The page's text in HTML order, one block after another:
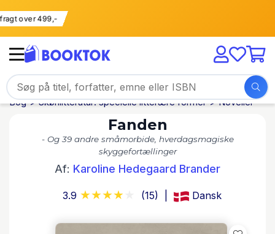
fragt over 499,-
Bog Skønlitteratur: specielle litterære former Noveller
Fanden
- Og 39 andre småmorbide, hverdagsmagiske
skyggefortællinger
Af: Karoline Hedegaard Brander
3.9 (15) Dansk